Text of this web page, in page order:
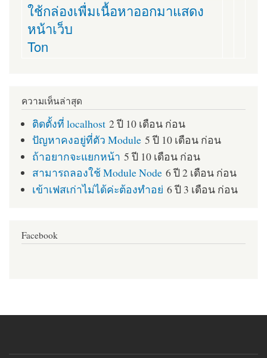
ใช้กล่องเพื่มเนื้อหาออกมาแสดง
หน้าเว็บ
Ton
ความเห็นล่าสุด
ติดตั้งที่ localhost 2 ปี 10 เดือน ก่อน
ปัญหาคงอยู่ที่ตัว Module 5 ปี 10 เดือน ก่อน
ถ้าอยากจะแยกหน้า 5 ปี 10 เดือน ก่อน
สามารถลองใช้ Module Node 6 ปี 2 เดือน ก่อน
เข้าเฟสเก่าไม่ได้ค่ะต้องทำอย่ 6 ปี 3 เดือน ก่อน
Facebook